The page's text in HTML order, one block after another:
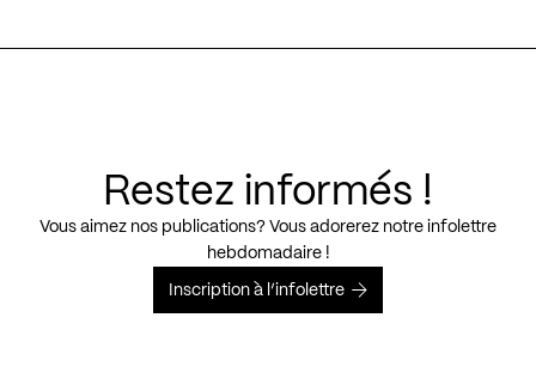
Restez informés !
Vous aimez nos publications? Vous adorerez notre infolettre
hebdomadaire !
Inscription à l’infolettre